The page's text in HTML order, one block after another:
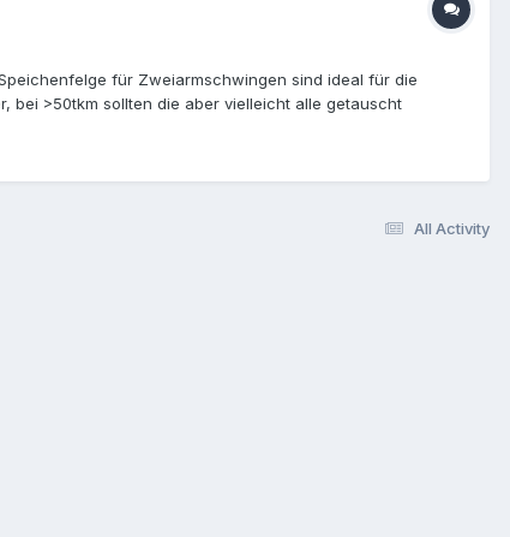
für Zweiarmschwingen sind ideal für die
bei >50tkm sollten die aber vielleicht alle getauscht
All Activity